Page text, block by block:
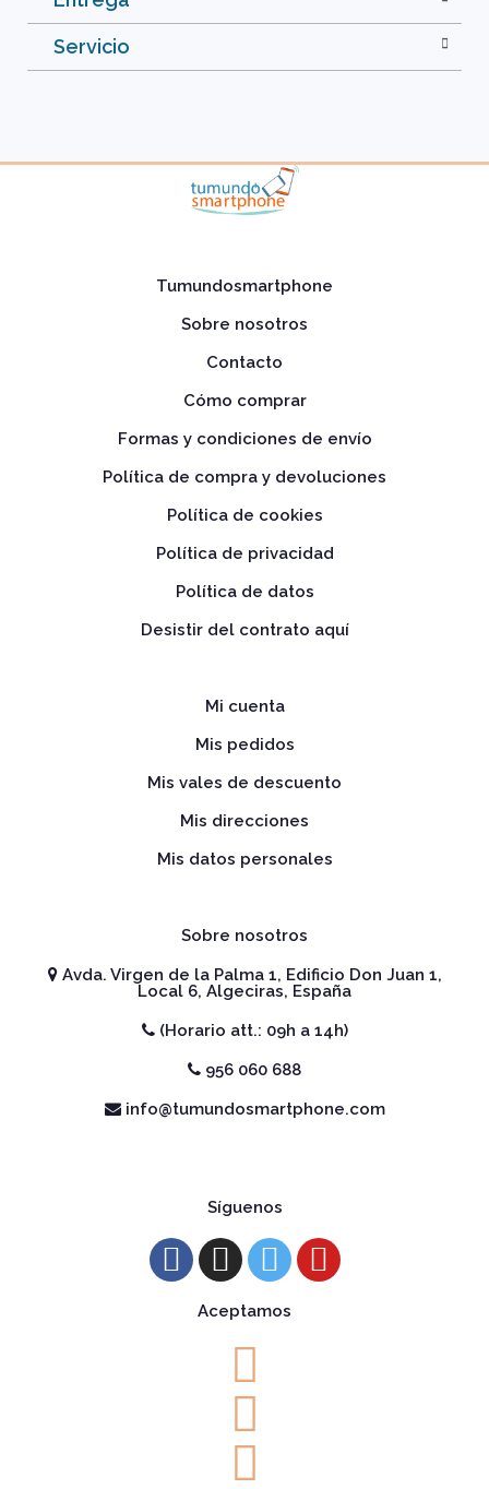
Servicio
Tumundosmartphone
Sobre nosotros
Contacto
Cómo comprar
Formas y condiciones de envío
Política de compra y devoluciones
Política de cookies
Política de privacidad
Política de datos
Desistir del contrato aquí
Mi cuenta
Mis pedidos
Mis vales de descuento
Mis direcciones
Mis datos personales
Sobre nosotros
Avda. Virgen de la Palma 1, Edificio Don Juan 1,
Local 6, Algeciras, España
(Horario att.: 09h a 14h)
956 060 688
info@tumundosmartphone.com
Síguenos
Aceptamos